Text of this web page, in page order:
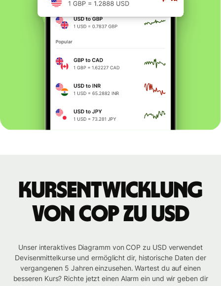
Kursentwicklung
von COP zu USD
Unser interaktives Diagramm von COP zu USD verwendet
Devisenmittelkurse und ermöglicht dir, historische Daten der
vergangenen 5 Jahren einzusehen. Wartest du auf einen
besseren Kurs? Richte jetzt einen Alarm ein und wir geben dir